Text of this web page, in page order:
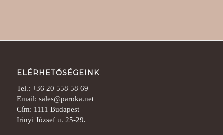
ELÉRHETŐSÉGEINK
Tel.: +36 20 558 58 69
Email: sales@paroka.net
Cím: 1111 Budapest
Irinyi József u. 25-29.